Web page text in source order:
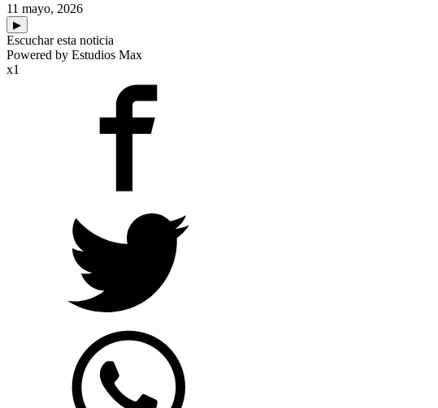
11 mayo, 2026
▶
Escuchar esta noticia
Powered by Estudios Max
x1